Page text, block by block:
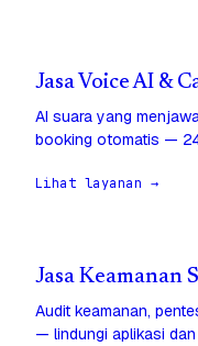
Jasa Voice AI &
AI suara yang
booking otomatis —
Lihat layanan →
Jasa Keamanan
Audit keamanan,
— lindungi aplikasi